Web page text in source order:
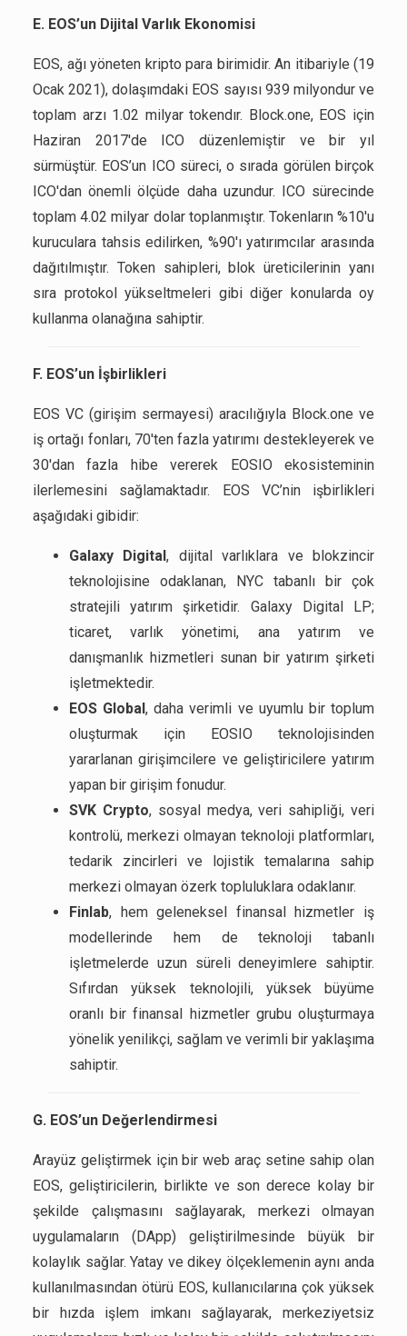
E. EOS’un Dijital Varlık Ekonomisi
EOS, ağı yöneten kripto para birimidir. An itibariyle (19
Ocak 2021), dolaşımdaki EOS sayısı 939 milyondur ve
toplam arzı 1.02 milyar tokendır. Block.one, EOS için
Haziran 2017'de ICO düzenlemiştir ve bir yıl
sürmüştür. EOS’un ICO süreci, o sırada görülen birçok
ICO'dan önemli ölçüde daha uzundur. ICO sürecinde
toplam 4.02 milyar dolar toplanmıştır. Tokenların %10'u
kuruculara tahsis edilirken, %90'ı yatırımcılar arasında
dağıtılmıştır. Token sahipleri, blok üreticilerinin yanı
sıra protokol yükseltmeleri gibi diğer konularda oy
kullanma olanağına sahiptir.
F. EOS’un İşbirlikleri
EOS VC (girişim sermayesi) aracılığıyla Block.one ve
iş ortağı fonları, 70'ten fazla yatırımı destekleyerek ve
30'dan fazla hibe vererek EOSIO ekosisteminin
ilerlemesini sağlamaktadır. EOS VC’nin işbirlikleri
aşağıdaki gibidir:
Galaxy Digital, dijital varlıklara ve blokzincir
teknolojisine odaklanan, NYC tabanlı bir çok
stratejili yatırım şirketidir. Galaxy Digital LP;
ticaret, varlık yönetimi, ana yatırım ve
danışmanlık hizmetleri sunan bir yatırım şirketi
işletmektedir.
EOS Global, daha verimli ve uyumlu bir toplum
oluşturmak için EOSIO teknolojisinden
yararlanan girişimcilere ve geliştiricilere yatırım
yapan bir girişim fonudur.
SVK Crypto, sosyal medya, veri sahipliği, veri
kontrolü, merkezi olmayan teknoloji platformları,
tedarik zincirleri ve lojistik temalarına sahip
merkezi olmayan özerk topluluklara odaklanır.
Finlab, hem geleneksel finansal hizmetler iş
modellerinde hem de teknoloji tabanlı
işletmelerde uzun süreli deneyimlere sahiptir.
Sıfırdan yüksek teknolojili, yüksek büyüme
oranlı bir finansal hizmetler grubu oluşturmaya
yönelik yenilikçi, sağlam ve verimli bir yaklaşıma
sahiptir.
G. EOS’un Değerlendirmesi
Arayüz geliştirmek için bir web araç setine sahip olan
EOS, geliştiricilerin, birlikte ve son derece kolay bir
şekilde çalışmasını sağlayarak, merkezi olmayan
uygulamaların (DApp) geliştirilmesinde büyük bir
kolaylık sağlar. Yatay ve dikey ölçeklemenin aynı anda
kullanılmasından ötürü EOS, kullanıcılarına çok yüksek
bir hızda işlem imkanı sağlayarak, merkeziyetsiz